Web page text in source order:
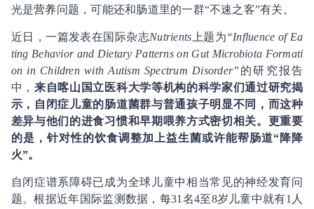
光是营养问题，可能还和肠道里的一群“不速之客”有关。
近日，一篇发表在国际杂志Nutrients 上题为“Influence of Ea
ting Behavior and Dietary Patterns on Gut Microbiota Formati
on in Children with Autism Spectrum Disorder” 的研究报告
中，来自喀山国立医科大学等机构的科学家们通过研究揭
示，自闭症儿童的肠道菌群与普通孩子明显不同，而这种
差异与他们的进食习惯和早期喂养方式密切相关。更重要
的是，针对性的饮食调整加上益生菌或许能帮肠道“降降
火”。
自闭症谱系障碍已成为全球儿童中相当常见的神经发育问
题。根据近年国际监测数据，每31名4至8岁儿童中就有1人